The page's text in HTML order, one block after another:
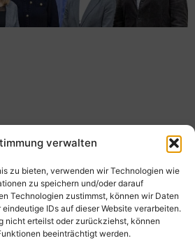
verwalten
zu bieten, verwenden wir Technologien wie
zu speichern und/oder darauf
Technologien zustimmst, können wir Daten
IDs auf dieser Website verarbeiten.
nicht erteilst oder zurückziehst, können
beeinträchtigt werden.